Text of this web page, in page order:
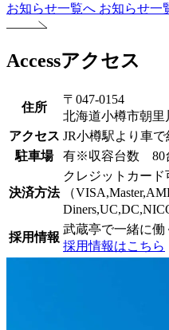
お知らせ一覧へ お知らせ一
Accessアクセス
住所
〒047-0154
北海道小樽市朝里
アクセス JR小樽駅より車で
駐車場
有※収容台数 80
決済方法
クレジットカード
（
採用情報
武蔵亭で一緒に働
採用情報はこちら